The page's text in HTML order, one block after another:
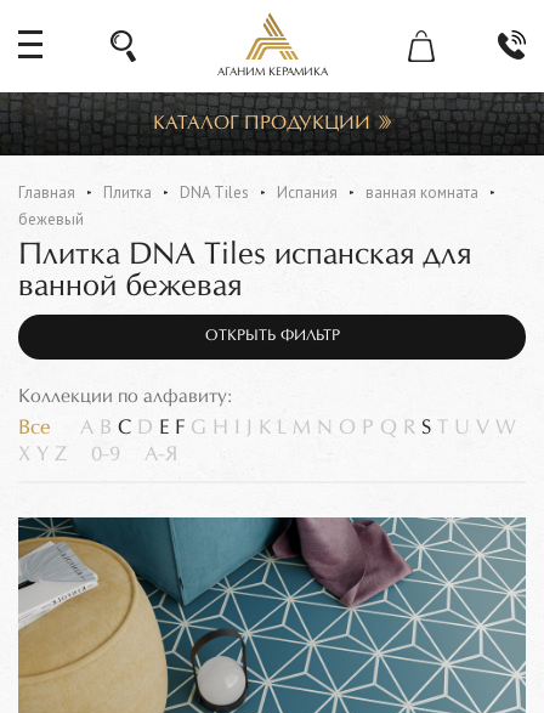
АГАНИМ КЕРАМИКА
КАТАЛОГ ПРОДУКЦИИ
Главная Плитка DNA Tiles Испания
ванная комната
бежевый
Плитка DNA Tiles испанская для
ванной бежевая
ОТКРЫТЬ ФИЛЬТР
Коллекции по алфавиту:
Все A B C D E F G H K L M N O P Q R S U V W
X Y Z 0-9 А-Я